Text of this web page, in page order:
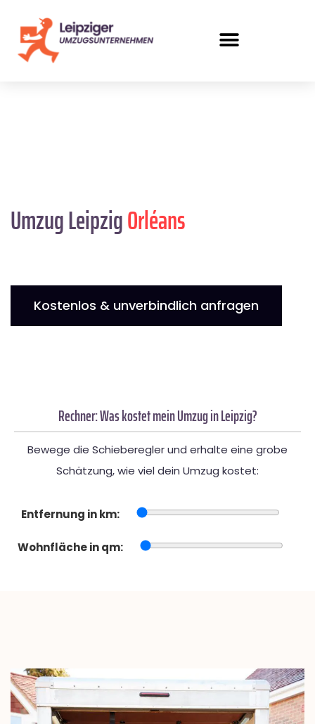
Umzug LeipzigOrléans
Kostenlos & unverbindlich anfragen
Rechner: Was kostet mein Umzug in Leipzig?
Bewege die Schieberegler und erhalte eine grobe
Schätzung, wie viel dein Umzug kostet:
Entfernung in km:
Wohnfläche in qm: